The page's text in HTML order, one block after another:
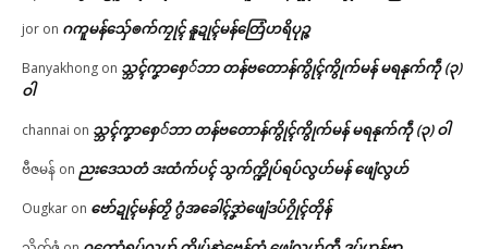
jor on ဂကူမန်​သှ်ေၜက်ကၠုၚ် နူဍုၚ်မန်တြေံဟရိပုဉ္ဇ
Banyakhong on သ္ဘၚ်ကၞာစှေ်ဘာ တန်ဗတောန်ကွိုၚ်ကွိုက်မန် မရနုက်ကဵု (၃)
ဝါ
channai on သ္ဘၚ်ကၞာစှေ်ဘာ တန်ဗတောန်ကွိုၚ်ကွိုက်မန် မရနုက်ကဵု (၃) ဝါ
ဗီဇမန် on ညးဒေသတံ ဒးထံက်ပၚ် သွက်က္ဍိုပ်ရပ်လွဟ်မန် ဖျေံလွဟ်
Ougkar on ဗော်ဍုၚ်မန်တၟိ ဂွံအခေါၚ်ဒၞာဲဖျေံဒပ်ဂၠိုၚ်တိုန်